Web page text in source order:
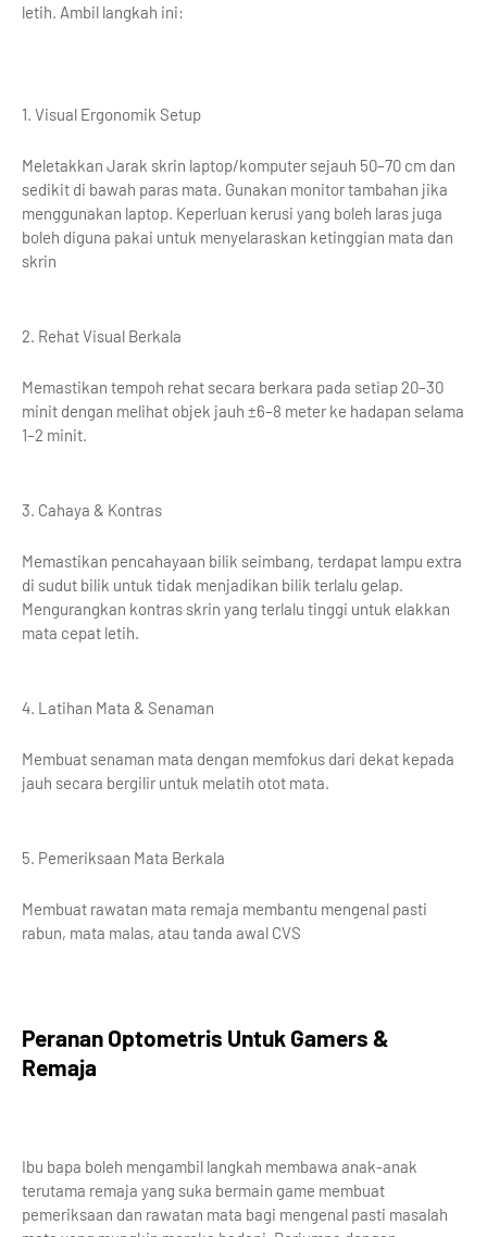
letih. Ambil langkah ini:
1. Visual Ergonomik Setup
Meletakkan Jarak skrin laptop/komputer sejauh 50–70 cm dan
sedikit di bawah paras mata. Gunakan monitor tambahan jika
menggunakan laptop. Keperluan kerusi yang boleh laras juga
boleh diguna pakai untuk menyelaraskan ketinggian mata dan
skrin
2. Rehat Visual Berkala
Memastikan tempoh rehat secara berkara pada setiap 20–30
minit dengan melihat objek jauh ±6–8 meter ke hadapan selama
1–2 minit.
3. Cahaya & Kontras
Memastikan pencahayaan bilik seimbang, terdapat lampu extra
di sudut bilik untuk tidak menjadikan bilik terlalu gelap.
Mengurangkan kontras skrin yang terlalu tinggi untuk elakkan
mata cepat letih.
4. Latihan Mata & Senaman
Membuat senaman mata dengan memfokus dari dekat kepada
jauh secara bergilir untuk melatih otot mata.
5. Pemeriksaan Mata Berkala
Membuat rawatan mata remaja membantu mengenal pasti
rabun, mata malas, atau tanda awal CVS
Peranan Optometris Untuk Gamers &
Remaja
Ibu bapa boleh mengambil langkah membawa anak-anak
terutama remaja yang suka bermain game membuat
pemeriksaan dan rawatan mata bagi mengenal pasti masalah